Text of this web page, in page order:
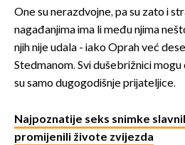
One su nerazdvojne, pa su zato i
nagađanjima ima li među njima
njih nije udala - iako Oprah već
Stedmanom. Svi dušebrižnici
su samo dugogodišnje prijateljice.
Najpoznatije seks snimke
promijenili živote zvijezda